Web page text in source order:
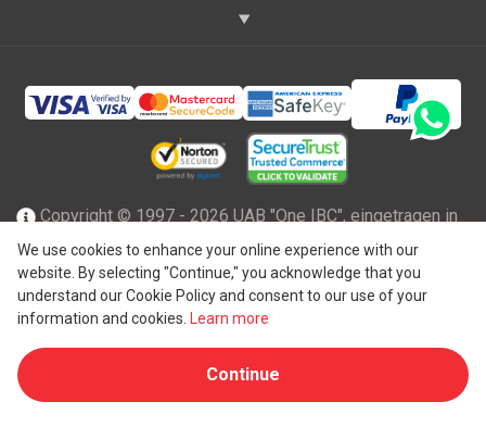
We use cookies to enhance your online experience with our
website. By selecting "Continue," you acknowledge that you
understand our Cookie Policy and consent to our use of your
information and cookies.
Learn more
Continue
Copyright © 1997 - 2026 UAB "One IBC", eingetragen in
der Republik Litauen mit beschränkter Haftung und Mitglied
des One IBC Netzwerks einer unabhängigen und separaten
juristischen Person, die mit der One IBC
Limited"), einer Schweizer Einheit, verbunden ist. Alle
Rechte vorbehalten. Weitere Informationen finden Sie unter